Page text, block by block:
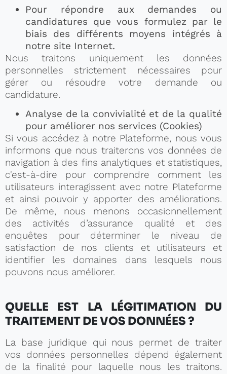
Pour répondre aux demandes ou
candidatures que vous formulez par le
biais des différents moyens intégrés à
notre site Internet.
Nous traitons uniquement les données
personnelles strictement nécessaires pour
gérer ou résoudre votre demande ou
candidature.
Analyse de la convivialité et de la qualité
pour améliorer nos services (Cookies)
Si vous accédez à notre Plateforme, nous vous
informons que nous traiterons vos données de
navigation à des fins analytiques et statistiques,
c'est-à-dire pour comprendre comment les
utilisateurs interagissent avec notre Plateforme
et ainsi pouvoir y apporter des améliorations.
De même, nous menons occasionnellement
des activités d’assurance qualité et des
enquêtes pour déterminer le niveau de
satisfaction de nos clients et utilisateurs et
identifier les domaines dans lesquels nous
pouvons nous améliorer.
QUELLE EST LA LÉGITIMATION DU
TRAITEMENT DE VOS DONNÉES ?
La base juridique qui nous permet de traiter
vos données personnelles dépend également
de la finalité pour laquelle nous les traitons.